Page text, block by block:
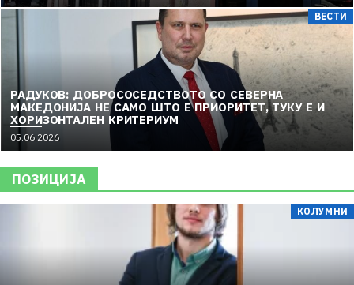
ВЕСТИ
РАДУКОВ: ДОБРОСОСЕДСТВОТО СО СЕВЕРНА
МАКЕДОНИЈА НЕ САМО ШТО Е ПРИОРИТЕТ, ТУКУ Е И
ХОРИЗОНТАЛЕН КРИТЕРИУМ
05.06.2026
ПОЗИЦИЈА
КОЛУМНИ